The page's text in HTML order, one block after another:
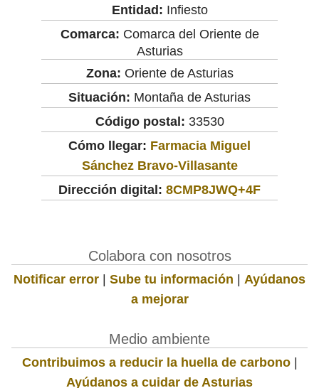
Entidad: Infiesto
Comarca: Comarca del Oriente de
Asturias
Zona: Oriente de Asturias
Situación: Montaña de Asturias
Código postal: 33530
Cómo llegar: Farmacia Miguel
Sánchez Bravo-Villasante
Dirección digital: 8CMP8JWQ+4F
Colabora con nosotros
Notificar error | Sube tu información | Ayúdanos
a mejorar
Medio ambiente
Contribuimos a reducir la huella de carbono|
Ayúdanos a cuidar de Asturias